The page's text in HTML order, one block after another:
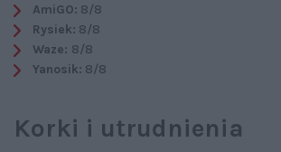
AmiGO: 8/8
Rysiek: 8/8
Waze: 8/8
Yanosik: 8/8
Korki i utrudnienia